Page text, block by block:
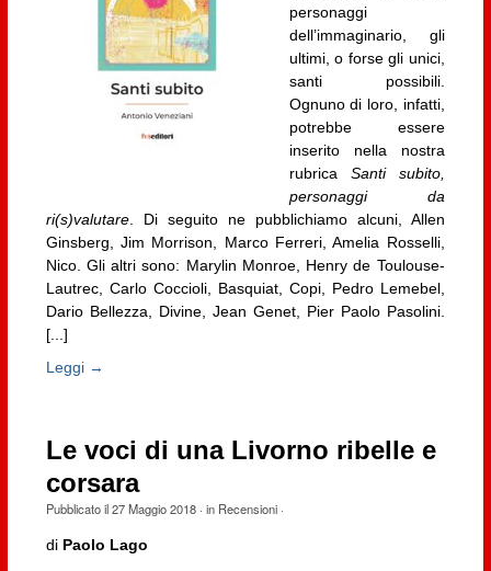
personaggi
dell’immaginario, gli
ultimi, o forse gli unici,
santi possibili.
Ognuno di loro, infatti,
potrebbe essere
inserito nella nostra
rubrica Santi subito,
personaggi da
ri(s)valutare. Di seguito ne pubblichiamo alcuni, Allen
Ginsberg, Jim Morrison, Marco Ferreri, Amelia Rosselli,
Nico. Gli altri sono: Marylin Monroe, Henry de Toulouse-
Lautrec, Carlo Coccioli, Basquiat, Copi, Pedro Lemebel,
Dario Bellezza, Divine, Jean Genet, Pier Paolo Pasolini.
[...]
Leggi →
Le voci di una Livorno ribelle e
corsara
Pubblicato il27 Maggio 2018· in Recensioni·
di Paolo Lago